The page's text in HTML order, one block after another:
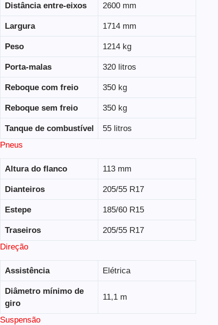
Distância entre-eixos 2600 mm
Largura 1714 mm
Peso 1214 kg
Porta-malas 320 litros
Reboque com freio 350 kg
Reboque sem freio 350 kg
Tanque de combustível
55 litros
Pneus
Altura do flanco 113 mm
Dianteiros 205/55 R17
Estepe 185/60 R15
Traseiros
205/55 R17
Direção
Assistência Elétrica
Diâmetro mínimo de
giro
11,1 m
Suspensão